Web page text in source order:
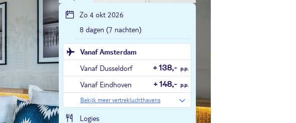
Zo 4 okt 2026
8 dagen (7 nachten)
Vanaf Amsterdam
Vanaf Dusseldorf
+ 138,- p.p.
Vanaf Eindhoven + 148,- p.p.
Bekijk meer vertrekluchthavens
Logies